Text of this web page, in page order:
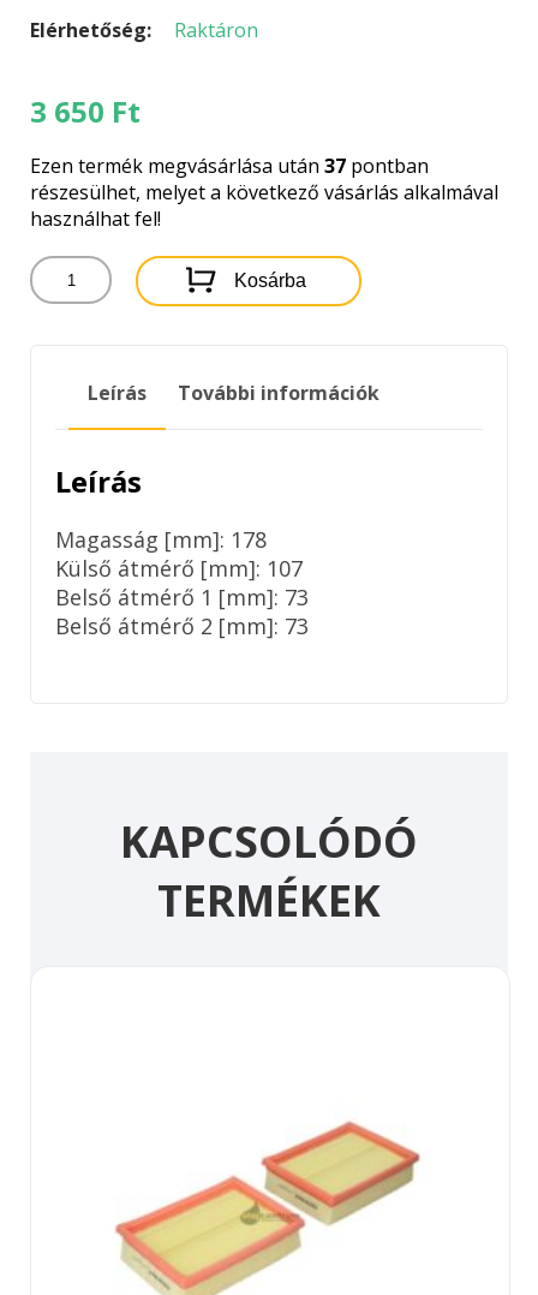
Elérhetőség:
Raktáron
3 650 Ft
Ezen termék megvásárlása után 37 pontban
részesülhet, melyet a következő vásárlás alkalmával
használhat fel!
AR349
FILTRON
Kosárba
Leírás További információk
Leírás
Magasság [mm]: 178
Külső átmérő [mm]: 107
Belső átmérő 1 [mm]: 73
Belső átmérő 2 [mm]: 73
KAPCSOLÓDÓ
TERMÉKEK